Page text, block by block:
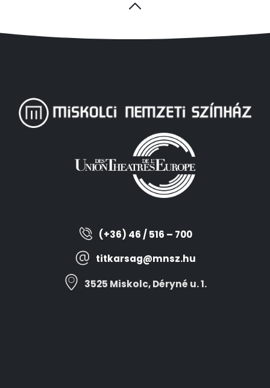
(+36) 46 / 516 – 700
titkarsag@mnsz.hu
3525 Miskolc, Déryné u. 1.